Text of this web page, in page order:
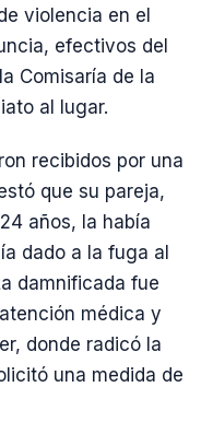
violencia en el
efectivos del
Comisaría de la
al lugar.
recibidos por una
que su pareja,
años, la había
dado a la fuga al
damnificada fue
médica y
donde radicó la
una medida de